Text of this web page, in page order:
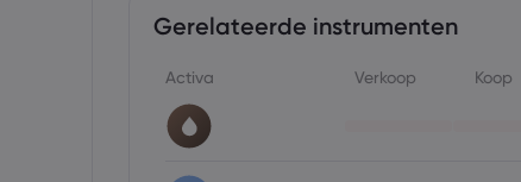
Gerelateerde instrumenten
Activa Verkoop Koop